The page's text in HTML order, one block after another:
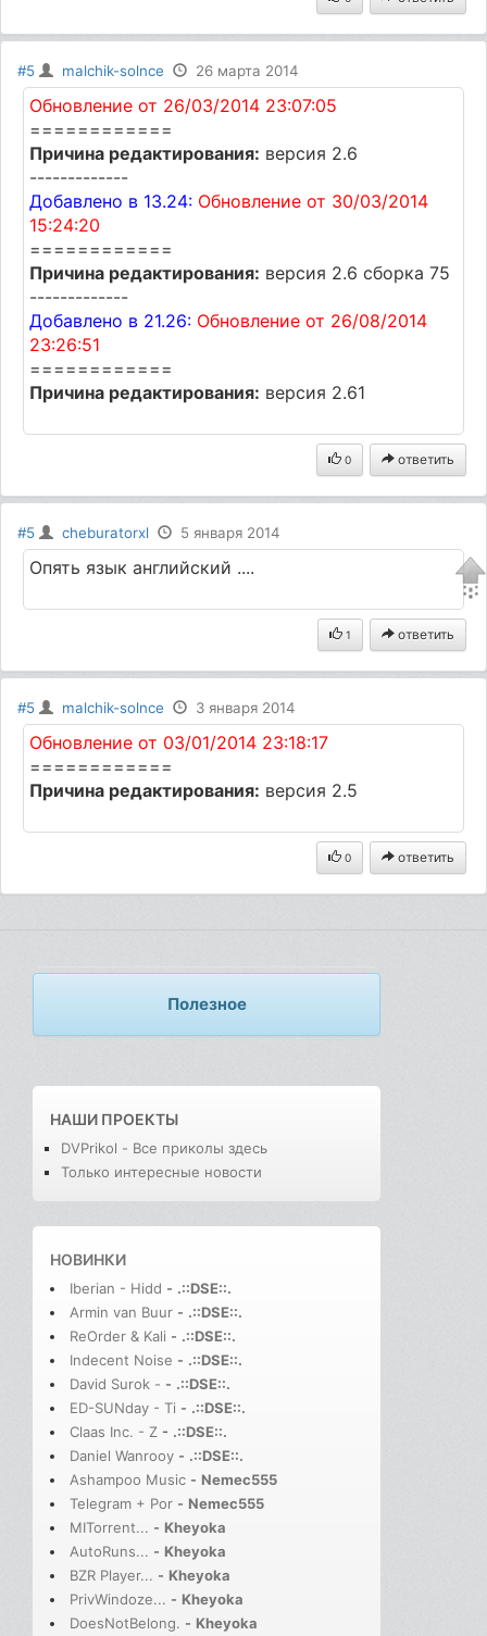
#5 malchik-solnce 26 марта 2014
Обновление от 26/03/2014 23:07:05
============
Причина редактирования: версия 2.6
-------------
Добавлено в 13.24: Обновление от 30/03/2014
15:24:20
============
Причина редактирования: версия 2.6 сборка 75
-------------
Добавлено в 21.26: Обновление от 26/08/2014
23:26:51
============
Причина редактирования: версия 2.61
0 ответить
#5 cheburatorxl 5 января 2014
Опять язык английский ....
1 ответить
#5 malchik-solnce 3 января 2014
Обновление от 03/01/2014 23:18:17
============
Причина редактирования: версия 2.5
0 ответить
Полезное
НАШИ ПРОЕКТЫ
DVPrikol - Все приколы здесь
Только интересные новости
НОВИНКИ
Iberian - Hidd - .::DSE::.
Armin van Buur - .::DSE::.
ReOrder & Kali - .::DSE::.
Indecent Noise - .::DSE::.
David Surok - - .::DSE::.
ED-SUNday - Ti - .::DSE::.
Claas Inc. - Z - .::DSE::.
Daniel Wanrooy - .::DSE::.
Ashampoo Music - Nemec555
Telegram + Por - Nemec555
MITorrent... - Kheyoka
AutoRuns... - Kheyoka
BZR Player... - Kheyoka
PrivWindoze... - Kheyoka
DoesNotBelong. - Kheyoka